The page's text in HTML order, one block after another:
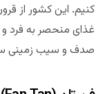
کنیم. این کشور از
صدف و سیب زمینی